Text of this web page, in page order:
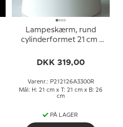
Lampeskærm, rund
cylinderformet 21 cm i
DKK 319,00
Varenr.: P212126A3300R
Mål: H: 21 cm x T: 21 cm x B: 26
cm
PÅ LAGER